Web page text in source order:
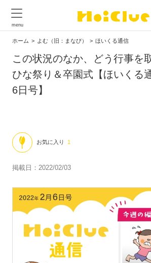
ホーム よむ（旧：まなび） ほいくる通信
この状況のなか、どう行事を
ひな祭り＆卒園式【ほいくる
6日号】
お気に入り 1
掲載日：2022/02/03